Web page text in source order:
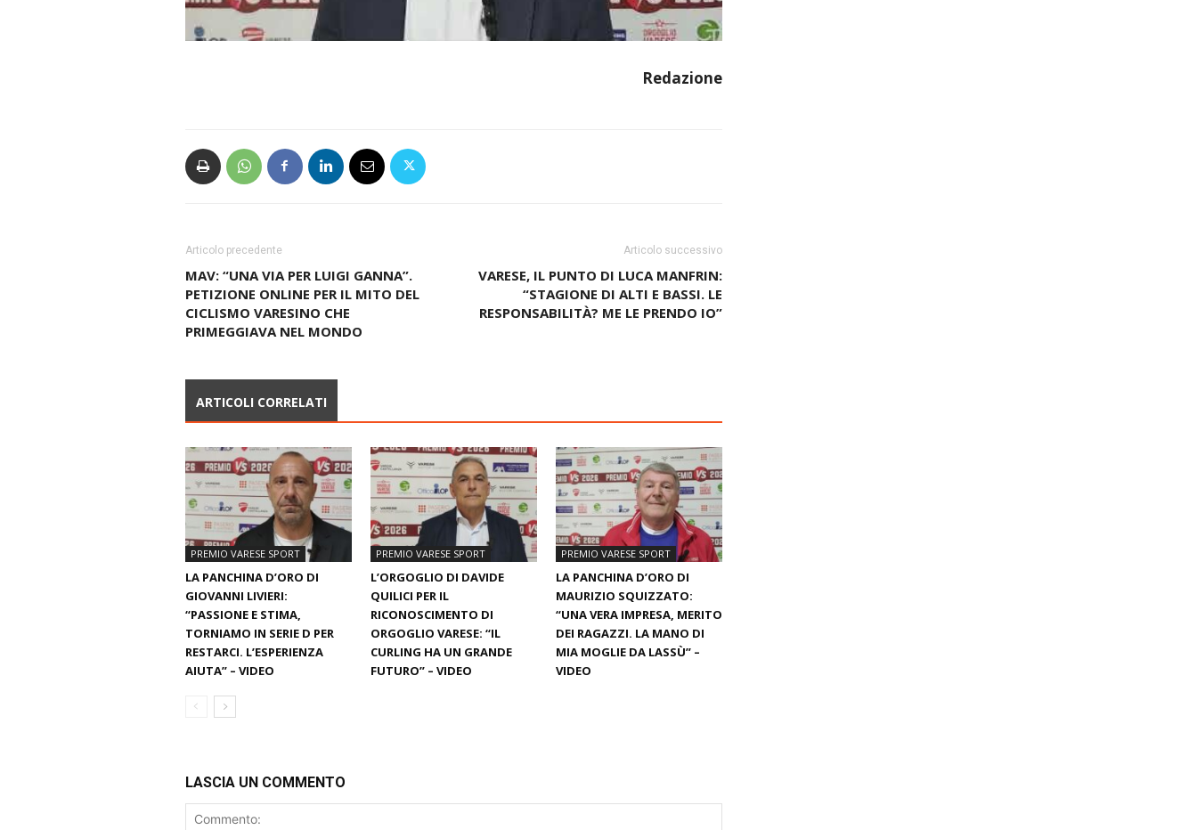
Redazione
Articolo precedente
MAV: “UNA VIA PER LUIGI GANNA”.
PETIZIONE ONLINE PER IL MITO DEL
CICLISMO VARESINO CHE
PRIMEGGIAVA NEL MONDO
Articolo successivo
VARESE, IL PUNTO DI LUCA MANFRIN:
“STAGIONE DI ALTI E BASSI. LE
RESPONSABILITÀ? ME LE PRENDO IO”
ARTICOLI CORRELATI
PREMIO VARESE SPORT
LA PANCHINA D’ORO DI
GIOVANNI LIVIERI:
“PASSIONE E STIMA,
TORNIAMO IN SERIE D PER
RESTARCI. L’ESPERIENZA
AIUTA” – VIDEO
PREMIO VARESE SPORT
L’ORGOGLIO DI DAVIDE
QUILICI PER IL
RICONOSCIMENTO DI
ORGOGLIO VARESE: “IL
CURLING HA UN GRANDE
FUTURO” – VIDEO
PREMIO VARESE SPORT
LA PANCHINA D’ORO DI
MAURIZIO SQUIZZATO:
“UNA VERA IMPRESA, MERITO
DEI RAGAZZI. LA MANO DI
MIA MOGLIE DA LASSÙ” –
VIDEO
LASCIA UN COMMENTO